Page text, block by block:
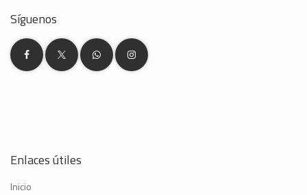
Síguenos
Enlaces útiles
Inicio